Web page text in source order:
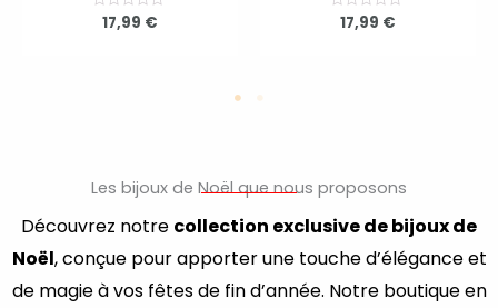
N17,99 €
N17,99 €
Les bijoux de Noël que nous proposons
Découvrez notre collection exclusive de bijoux de
Noël, conçue pour apporter une touche d’élégance et
de magie à vos fêtes de fin d’année. Notre boutique en